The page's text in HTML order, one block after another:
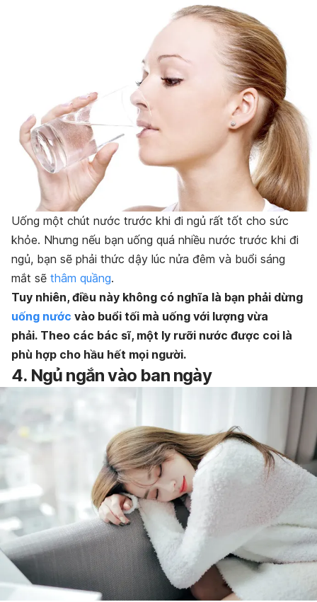
Uống một chút nước trước khi đi ngủ rất tốt cho sức
khỏe. Nhưng nếu bạn uống quá nhiều nước trước khi đi
ngủ, bạn sẽ phải thức dậy lúc nửa đêm và buổi sáng
mắt sẽ thâm quầng.
Tuy nhiên, điều này không có nghĩa là bạn phải dừng
uống nước vào buổi tối mà uống với lượng vừa
phải. Theo các bác sĩ, một ly rưỡi nước được coi là
phù hợp cho hầu hết mọi người.
4. Ngủ ngắn vào ban ngày